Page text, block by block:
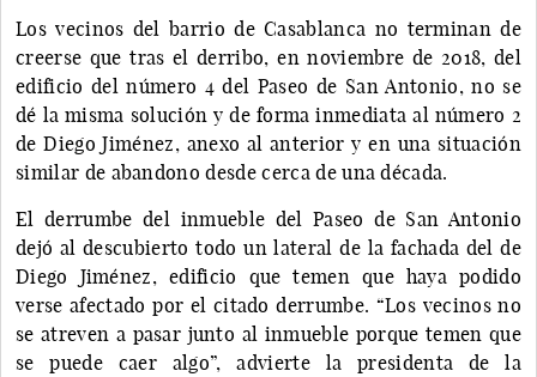
Los vecinos del barrio de Casablanca no terminan de
creerse que tras el derribo, en noviembre de 2018, del
edificio del número 4 del Paseo de San Antonio, no se
dé la misma solución y de forma inmediata al número 2
de Diego Jiménez, anexo al anterior y en una situación
similar de abandono desde cerca de una década.
El derrumbe del inmueble del Paseo de San Antonio
dejó al descubierto todo un lateral de la fachada del de
Diego Jiménez, edificio que temen que haya podido
verse afectado por el citado derrumbe. “Los vecinos no
se atreven a pasar junto al inmueble porque temen que
se puede caer algo”, advierte la presidenta de la